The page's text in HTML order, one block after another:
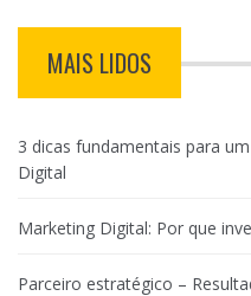
MAIS LIDOS
3 dicas fundamentais para
Digital
Marketing Digital: Por que
Parceiro estratégico –